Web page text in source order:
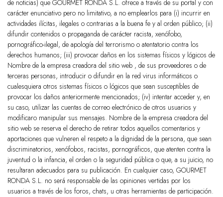
de noticias) que GOURMET RONDA S.L. ofrece a través de su portal y con
carácter enunciativo pero no limitativo, a no emplearlos para (i) incurrir en
actividades ilícitas, ilegales o contrarias a la buena fe y al orden público; (ii)
difundir contenidos o propaganda de carácter racista, xenófobo,
pornográfico-ilegal, de apología del terrorismo o atentatorio contra los
derechos humanos; (iii) provocar daños en los sistemas físicos y lógicos de
Nombre de la empresa creadora del sitio web , de sus proveedores o de
terceras personas, introducir o difundir en la red virus informáticos o
cualesquiera otros sistemas físicos o lógicos que sean susceptibles de
provocar los daños anteriormente mencionados; (iv) intentar acceder y, en
su caso, utilizar las cuentas de correo electrónico de otros usuarios y
modificaro manipular sus mensajes. Nombre de la empresa creadora del
sitio web se reserva el derecho de retirar todos aquellos comentarios y
aportaciones que vulneren el respeto a la dignidad de la persona, que sean
discriminatorios, xenófobos, racistas, pornográficos, que atenten contra la
juventud o la infancia, el orden o la seguridad pública o que, a su juicio, no
resultaran adecuados para su publicación. En cualquier caso, GOURMET
RONDA S.L. no será responsable de las opiniones vertidas por los
usuarios a través de los foros, chats, u otras herramientas de participación.